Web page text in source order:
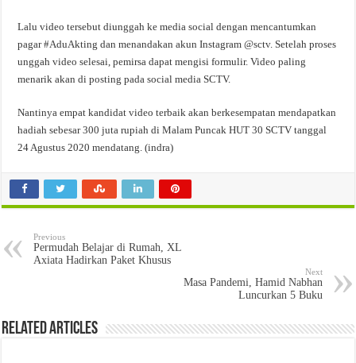
Lalu video tersebut diunggah ke media social dengan mencantumkan
pagar #AduAkting dan menandakan akun Instagram @sctv. Setelah proses
unggah video selesai, pemirsa dapat mengisi formulir. Video paling
menarik akan di posting pada social media SCTV.
Nantinya empat kandidat video terbaik akan berkesempatan mendapatkan
hadiah sebesar 300 juta rupiah di Malam Puncak HUT 30 SCTV tanggal
24 Agustus 2020 mendatang. (indra)
Previous
Permudah Belajar di Rumah, XL
Axiata Hadirkan Paket Khusus
Next
Masa Pandemi, Hamid Nabhan
Luncurkan 5 Buku
Related Articles